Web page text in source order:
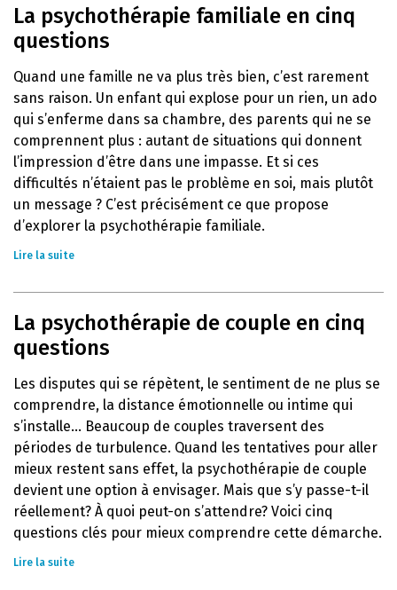
La psychothérapie familiale en cinq
questions
Quand une famille ne va plus très bien, c’est rarement
sans raison. Un enfant qui explose pour un rien, un ado
qui s’enferme dans sa chambre, des parents qui ne se
comprennent plus : autant de situations qui donnent
l’impression d’être dans une impasse. Et si ces
difficultés n’étaient pas le problème en soi, mais plutôt
un message ? C’est précisément ce que propose
d’explorer la psychothérapie familiale.
Lire la suite
La psychothérapie de couple en cinq
questions
Les disputes qui se répètent, le sentiment de ne plus se
comprendre, la distance émotionnelle ou intime qui
s’installe… Beaucoup de couples traversent des
périodes de turbulence. Quand les tentatives pour aller
mieux restent sans effet, la psychothérapie de couple
devient une option à envisager. Mais que s’y passe-t-il
réellement? À quoi peut-on s’attendre? Voici cinq
questions clés pour mieux comprendre cette démarche.
Lire la suite